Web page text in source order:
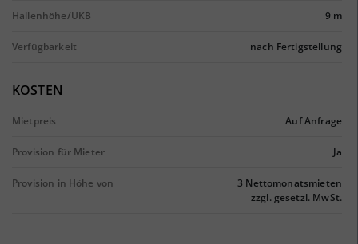
Hallenhöhe/UKB 9 m
Verfügbarkeit nach Fertigstellung
KOSTEN
Mietpreis Auf Anfrage
Provision für Mieter Ja
Provision in Höhe von
3 Nettomonatsmieten
zzgl. gesetzl. MwSt.